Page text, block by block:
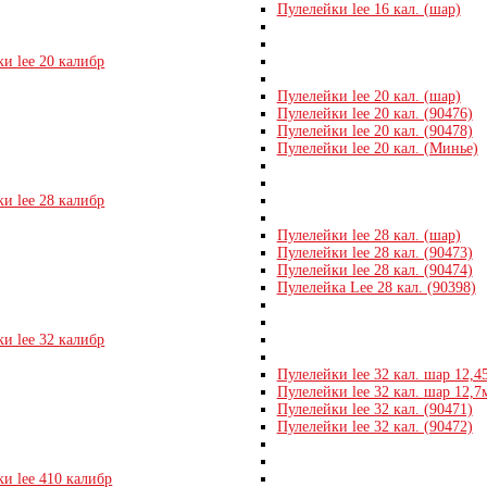
Пулелейки lee 16 кал. (шар)
lee 20 калибр
Пулелейки lee 20 кал. (шар)
Пулелейки lee 20 кал. (90476)
Пулелейки lee 20 кал. (90478)
Пулелейки lee 20 кал. (Минье)
lee 28 калибр
Пулелейки lee 28 кал. (шар)
Пулелейки lee 28 кал. (90473)
Пулелейки lee 28 кал. (90474)
Пулелейка Lee 28 кал. (90398)
lee 32 калибр
Пулелейки lee 32 кал. шар
Пулелейки lee 32 кал. шар
Пулелейки lee 32 кал. (90471)
Пулелейки lee 32 кал. (90472)
lee 410 калибр